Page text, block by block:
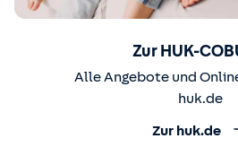
Zur HUK-
Alle Angebote und
huk.de
Zur huk.de